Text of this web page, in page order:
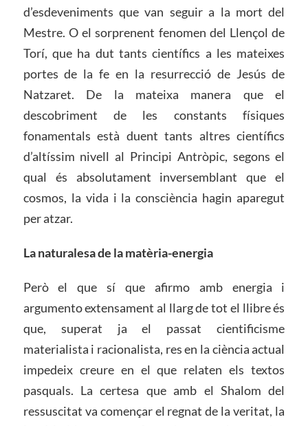
d’esdeveniments que van seguir a la mort del
Mestre. O el sorprenent fenomen del Llençol de
Torí, que ha dut tants científics a les mateixes
portes de la fe en la resurrecció de Jesús de
Natzaret. De la mateixa manera que el
descobriment de les constants físiques
fonamentals està duent tants altres científics
d’altíssim nivell al Principi Antròpic, segons el
qual és absolutament inversemblant que el
cosmos, la vida i la consciència hagin aparegut
per atzar.
La naturalesa de la matèria-energia
Però el que sí que afirmo amb energia i
argumento extensament al llarg de tot el llibre és
que, superat ja el passat cientificisme
materialista i racionalista, res en la ciència actual
impedeix creure en el que relaten els textos
pasquals. La certesa que amb el Shalom del
ressuscitat va començar el regnat de la veritat, la